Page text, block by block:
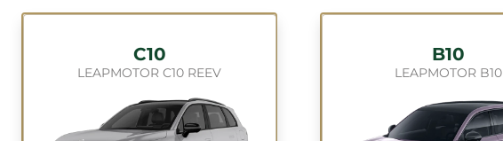
C10
LEAPMOTOR C10 REEV
B10
LEAPMOTOR B10